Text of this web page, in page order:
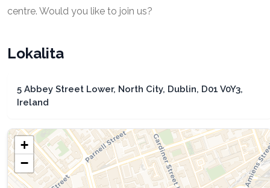
centre. Would you like to join us?
Lokalita
5 Abbey Street Lower, North City, Dublin, D01 V0Y3,
Ireland
+
−